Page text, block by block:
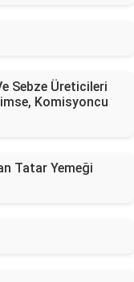
Sebze Üreticileri
Komisyoncu
Tatar Yemeği